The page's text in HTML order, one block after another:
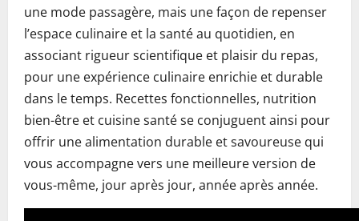
une mode passagère, mais une façon de repenser
l’espace culinaire et la santé au quotidien, en
associant rigueur scientifique et plaisir du repas,
pour une expérience culinaire enrichie et durable
dans le temps. Recettes fonctionnelles, nutrition
bien-être et cuisine santé se conjuguent ainsi pour
offrir une alimentation durable et savoureuse qui
vous accompagne vers une meilleure version de
vous-même, jour après jour, année après année.